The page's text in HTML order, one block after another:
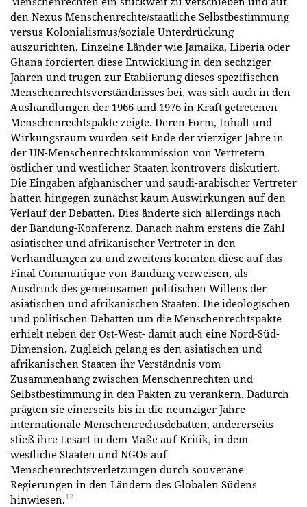
den Nexus Menschenrechte/staatliche Selbstbestimmung
versus Kolonialismus/soziale Unterdrückung
auszurichten. Einzelne Länder wie Jamaika, Liberia oder
Ghana forcierten diese Entwicklung in den sechziger
Jahren und trugen zur Etablierung dieses spezifischen
Menschenrechtsverständnisses bei, was sich auch in den
Aushandlungen der 1966 und 1976 in Kraft getretenen
Menschenrechtspakte zeigte. Deren Form, Inhalt und
Wirkungsraum wurden seit Ende der vierziger Jahre in
der UN-Menschenrechtskommission von Vertretern
östlicher und westlicher Staaten kontrovers diskutiert.
Die Eingaben afghanischer und saudi-arabischer Vertreter
hatten hingegen zunächst kaum Auswirkungen auf den
Verlauf der Debatten. Dies änderte sich allerdings nach
der Bandung-Konferenz. Danach nahm erstens die Zahl
asiatischer und afrikanischer Vertreter in den
Verhandlungen zu und zweitens konnten diese auf das
Final Communique von Bandung verweisen, als
Ausdruck des gemeinsamen politischen Willens der
asiatischen und afrikanischen Staaten. Die ideologischen
und politischen Debatten um die Menschenrechtspakte
erhielt neben der Ost-West- damit auch eine Nord-Süd-
Dimension. Zugleich gelang es den asiatischen und
afrikanischen Staaten ihr Verständnis vom
Zusammenhang zwischen Menschenrechten und
Selbstbestimmung in den Pakten zu verankern. Dadurch
prägten sie einerseits bis in die neunziger Jahre
internationale Menschenrechtsdebatten, andererseits
stieß ihre Lesart in dem Maße auf Kritik, in dem
westliche Staaten und NGOs auf
Menschenrechtsverletzungen durch souveräne
Regierungen in den Ländern des Globalen Südens
hinwiesen.12